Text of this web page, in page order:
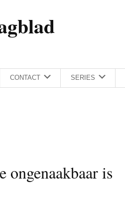
CONTACT SERIES
ongenaakbaar is